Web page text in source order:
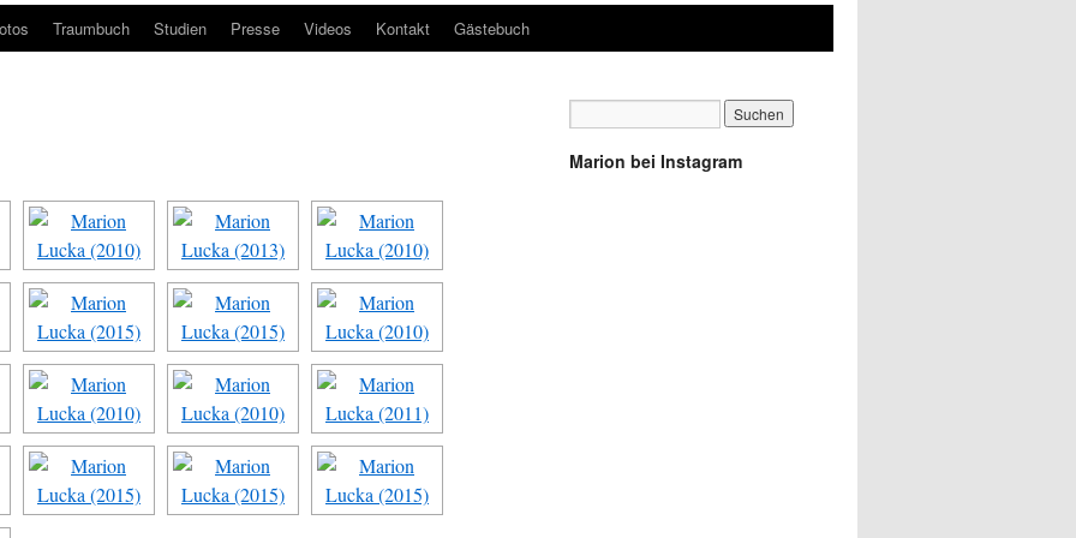
Traumbuch Studien Presse Videos Kontakt Gästebuch
Marion bei Instagram